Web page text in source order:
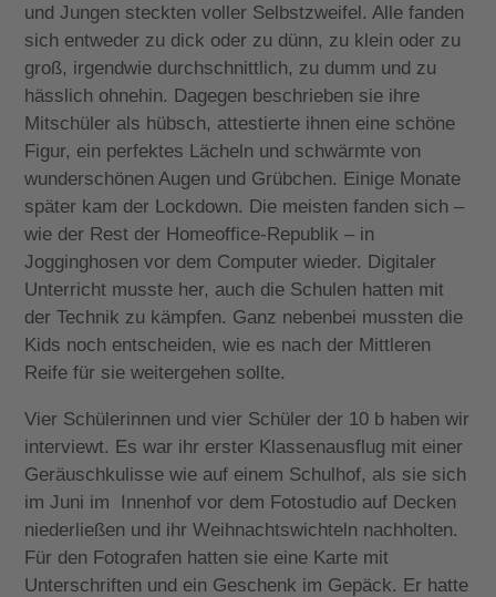
und Jungen steckten voller Selbstzweifel. Alle fanden
sich entweder zu dick oder zu dünn, zu klein oder zu
groß, irgendwie durchschnittlich, zu dumm und zu
hässlich ohnehin. Dagegen beschrieben sie ihre
Mitschüler als hübsch, attestierte ihnen eine schöne
Figur, ein perfektes Lächeln und schwärmte von
wunderschönen Augen und Grübchen. Einige Monate
später kam der Lockdown. Die meisten fanden sich –
wie der Rest der Homeoffice-Republik – in
Jogginghosen vor dem Computer wieder. Digitaler
Unterricht musste her, auch die Schulen hatten mit
der Technik zu kämpfen. Ganz nebenbei mussten die
Kids noch entscheiden, wie es nach der Mittleren
Reife für sie weitergehen sollte.
Vier Schülerinnen und vier Schüler der 10 b haben wir
interviewt. Es war ihr erster Klassenausflug mit einer
Geräuschkulisse wie auf einem Schulhof, als sie sich
im Juni im Innenhof vor dem Fotostudio auf Decken
niederließen und ihr Weihnachtswichteln nachholten.
Für den Fotografen hatten sie eine Karte mit
Unterschriften und ein Geschenk im Gepäck. Er hatte